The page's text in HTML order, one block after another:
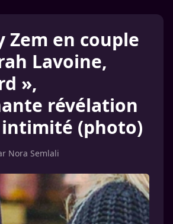
Zem en couple
Lavoine,
»,
révélation
(photo)
Nora Semlali